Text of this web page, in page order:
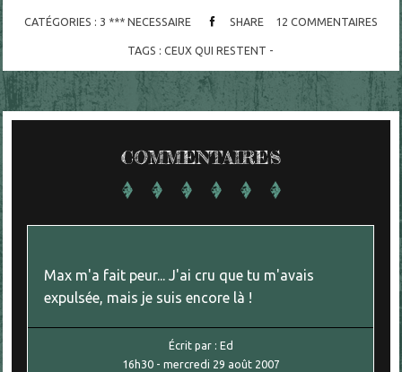
CATÉGORIES : 3 *** NECESSAIRE SHARE 12 COMMENTAIRES
TAGS :CEUX QUI RESTENT -
COMMENTAIRES
Max m'a fait peur... J'ai cru que tu m'avais
expulsée, mais je suis encore là !
Écrit par : Ed
16h30- mercredi 29 août 2007